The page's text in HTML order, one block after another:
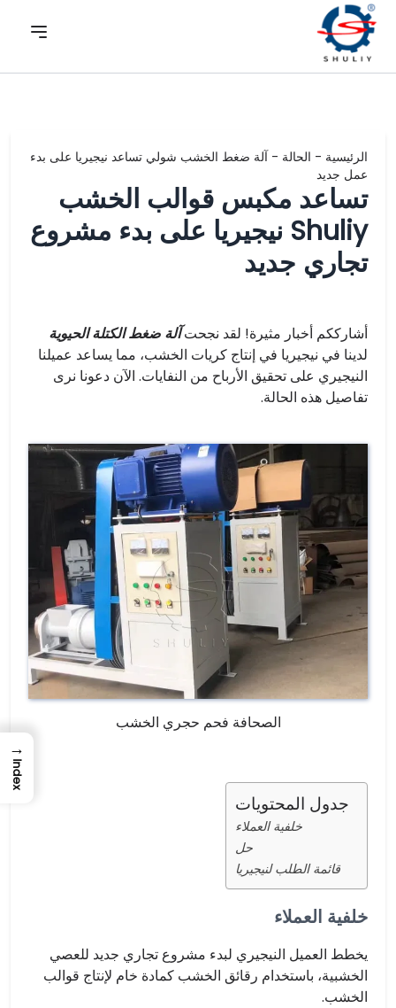
الرئيسية - الحالة - آلة ضغط الخشب شولي تساعد نيجيريا على بدء
عمل جديد
تساعد مكبس قوالب الخشب
Shuliy نيجيريا على بدء مشروع
تجاري جديد
أشارككم أخبار مثيرة! لقد نجحتآلة ضغط الكتلة الحيوية
لدينا في نيجيريا في إنتاج كريات الخشب، مما يساعد عميلنا
النيجيري على تحقيق الأرباح من النفايات. الآن دعونا نرى
تفاصيل هذه الحالة.
الصحافة فحم حجري الخشب
جدول المحتويات
خلفية العملاء
حل
قائمة الطلب لنيجيريا
خلفية العملاء
يخطط العميل النيجيري لبدء مشروع تجاري جديد للعصي
الخشبية، باستخدام رقائق الخشب كمادة خام لإنتاج قوالب
الخشب.
→
Index